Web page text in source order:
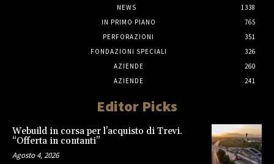
NEWS
1338
IN PRIMO PIANO
765
PERFORAZIONI
351
FONDAZIONI SPECIALI
326
AZIENDE
260
AZIENDE
241
Editor Picks
Webuild in corsa per l’acquisto di Trevi.
“Offerta in contanti”
Agosto 4, 2026